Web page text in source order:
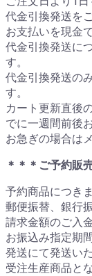
代金引換発送を
お支払いを現金
代金引換発送に
す。
代金引換発送の
す。
カート更新直後
でに一週間前後
お急ぎの場合は
＊＊＊ご予約販
予約商品につき
郵便振替、銀行
請求金額のご入
お振込み指定期
発送にて発送い
受注生産商品と